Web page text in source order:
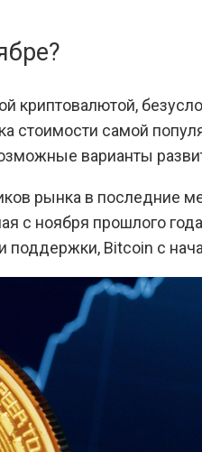
криптовалютой,
самой
варианты
рынка в последние
с ноября прошлого
Bitcoin с